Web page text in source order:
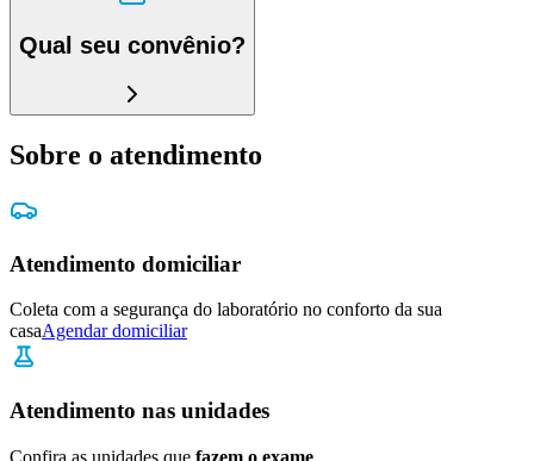
Qual seu convênio?
Sobre o atendimento
Atendimento domiciliar
Coleta com a segurança do laboratório no conforto da sua
casaAgendar domiciliar
Atendimento nas unidades
Confira as unidades que fazem o exame